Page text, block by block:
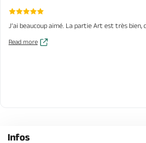
J’ai beaucoup aimé. La partie Art est très
Read more
Infos